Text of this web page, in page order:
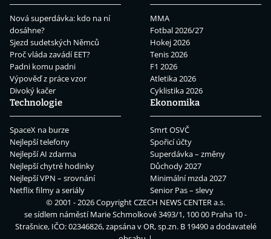
Nová superdávka: kdo na ní
dosáhne?
Sjezd sudetských Němců
Proč vláda zavádí EET?
Padni komu padni
Výpověď z práce vzor
Divoký kačer
MMA
Fotbal 2026/27
Hokej 2026
Tenis 2026
F1 2026
Atletika 2026
Cyklistika 2026
Technologie
SpaceX na burze
Nejlepší telefony
Nejlepší AI zdarma
Nejlepší chytré hodinky
Nejlepší VPN – srovnání
Netflix filmy a seriály
Ekonomika
Smrt OSVČ
Spořicí účty
Superdávka – změny
Důchody 2027
Minimální mzda 2027
Senior Pas – slevy
© 2001 - 2026 CopyrightCZECH NEWS CENTER a.s.
se sídlem náměstí Marie Schmolkové 3493/1, 100 00 Praha 10 -
Strašnice, IČO: 02346826, zapsána v OR, sp.zn. B 19490 a dodavatelé